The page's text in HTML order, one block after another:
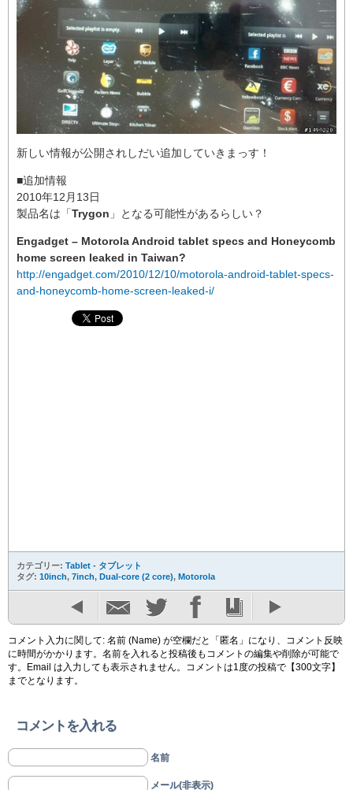
新しい情報が公開されしだい追加していきまっす！
■追加情報
2010年12月13日
製品名は「Trygon 」となる可能性があるらしい？
Engadget – Motorola Android tablet specs and Honeycomb
home screen leaked in Taiwan?
http://engadget.com/2010/12/10/motorola-android-tablet-specs-
and-honeycomb-home-screen-leaked-i/
カテゴリー: Tablet - タブレット
タグ: 10inch, 7inch, Dual-core (2 core), Motorola
コメント入力に関して: 名前 (Name) が空欄だと「匿名」になり、コメント反映
に時間がかかります。名前を入れると投稿後もコメントの編集や削除が可能で
す。Email は入力しても表示されません。コメントは1度の投稿で【300文字】
までとなります。
コメントを入れる
名前
メール(非表示)